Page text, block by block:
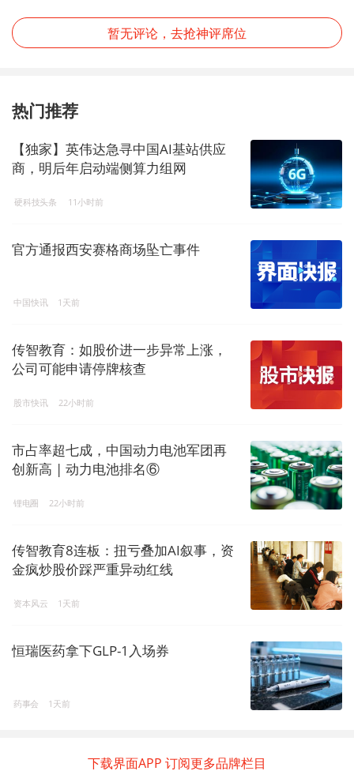
暂无评论，去抢神评席位
热门推荐
【独家】英伟达急寻中国AI基站供应
商，明后年启动端侧算力组网
硬科技头条 11小时前
官方通报西安赛格商场坠亡事件
中国快讯 1天前
传智教育：如股价进一步异常上涨，
公司可能申请停牌核查
股市快讯 22小时前
市占率超七成，中国动力电池军团再
创新高 | 动力电池排名⑥
锂电圈 22小时前
传智教育8连板：扭亏叠加AI叙事，资
金疯炒股价踩严重异动红线
资本风云 1天前
恒瑞医药拿下GLP-1入场券
药事会 1天前
下载界面APP 订阅更多品牌栏目